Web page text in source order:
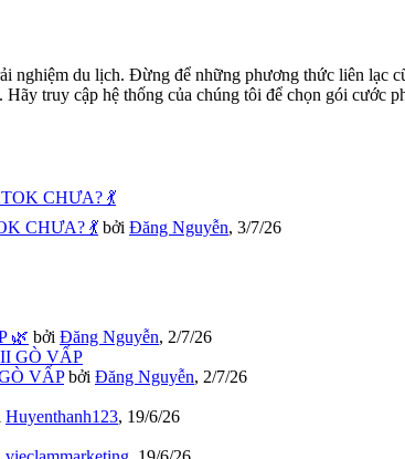
nghiệm du lịch. Đừng để những phương thức liên lạc
truy cập hệ thống của chúng tôi để chọn gói cước
CHƯA? 💃 bởi Đăng Nguyễn, 3/7/26
🌿 bởi Đăng Nguyễn, 2/7/26
VẤP bởi Đăng Nguyễn, 2/7/26
Huyenthanh123, 19/6/26